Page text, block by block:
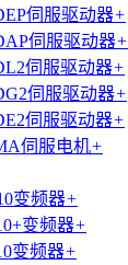
伺服驱动器+
伺服驱动器+
伺服驱动器+
伺服驱动器+
伺服驱动器+
伺服电机+
变频器+
变频器+
变频器+